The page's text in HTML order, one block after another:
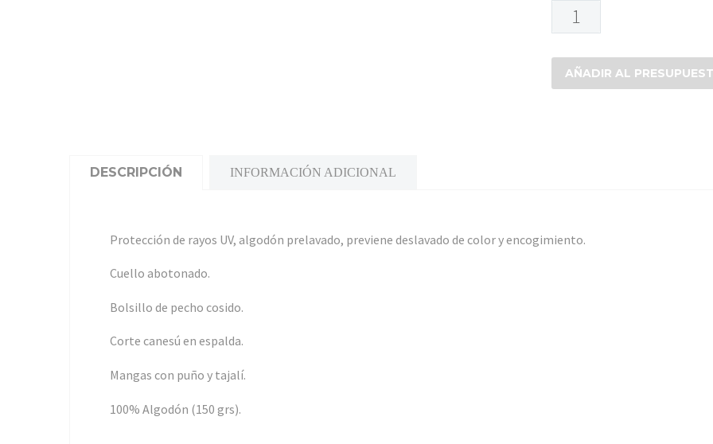
CAMISA
MEZCLILLA
AÑADIR AL
DESCRIPCIÓN INFORMACIÓN ADICIONAL
Protección de rayos UV, algodón prelavado, previene deslavado de color y encogimiento.
Cuello abotonado.
Bolsillo de pecho cosido.
Corte canesú en espalda.
Mangas con puño y tajalí.
100% Algodón (150 grs).